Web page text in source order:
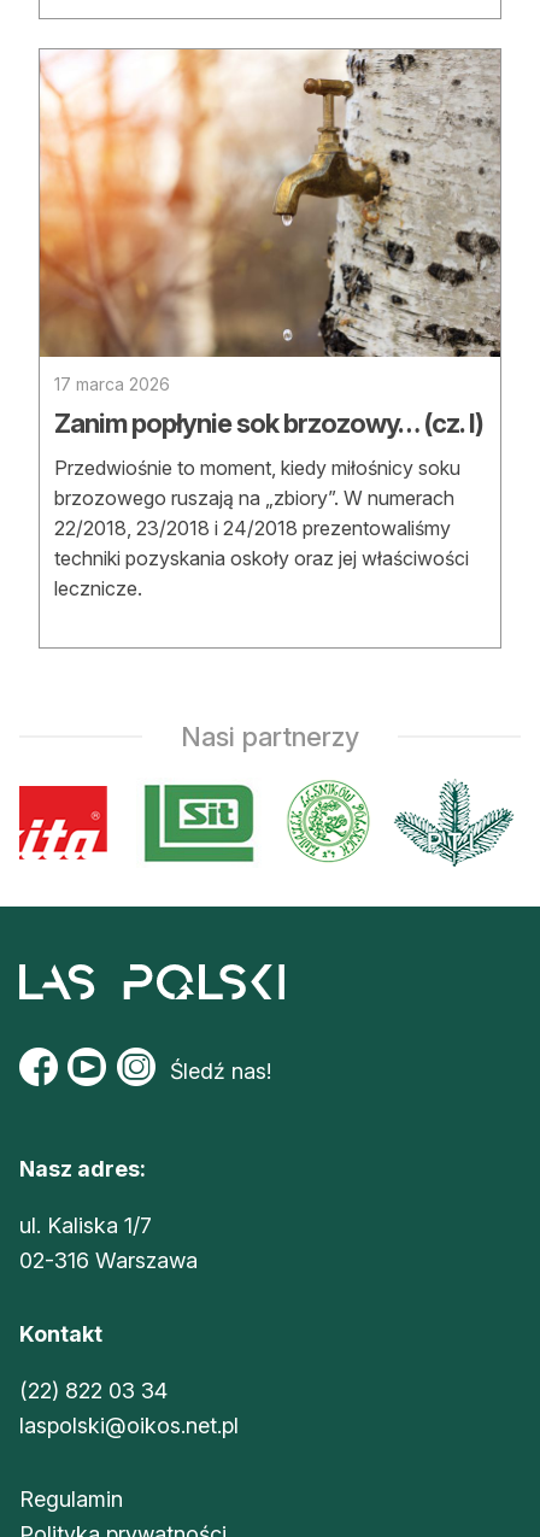
17 marca 2026
Zanim popłynie sok brzozowy… (cz. I)
Przedwiośnie to moment, kiedy miłośnicy soku
brzozowego ruszają na „zbiory”. W numerach
22/2018, 23/2018 i 24/2018 prezentowaliśmy
techniki pozyskania oskoły oraz jej właściwości
lecznicze.
Nasi partnerzy
Śledź nas!
Nasz adres:
ul. Kaliska 1/7
02-316 Warszawa
Kontakt
(22) 822 03 34
laspolski@oikos.net.pl
Regulamin